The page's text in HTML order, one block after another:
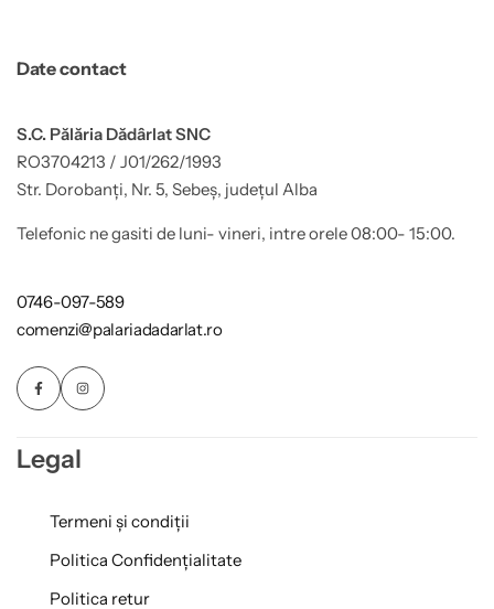
Date contact
S.C. Pălăria Dădârlat SNC
RO3704213 / J01/262/1993
Str. Dorobanți, Nr. 5, Sebeș, județul Alba
Telefonic ne gasiti de luni- vineri, intre orele 08:00- 15:00.
0746-097-589
comenzi@palariadadarlat.ro
Legal
Termeni și condiții
Politica Confidențialitate
Politica retur